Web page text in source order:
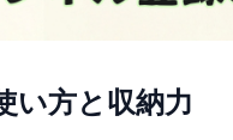
い方と収納力